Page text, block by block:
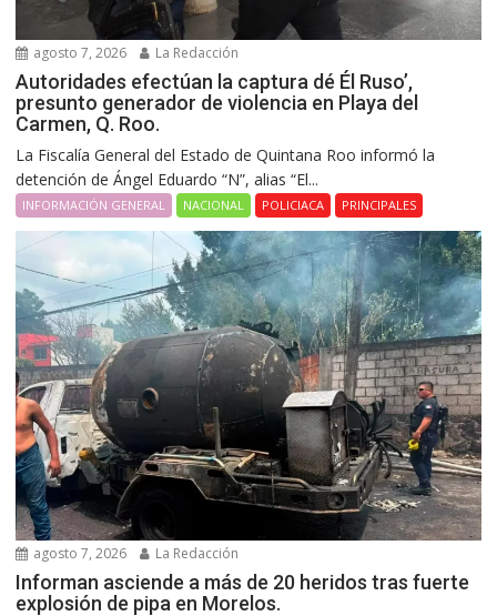
agosto 7, 2026 La Redacción
Autoridades efectúan la captura dé Él Ruso’,
presunto generador de violencia en Playa del
Carmen, Q. Roo.
La Fiscalía General del Estado de Quintana Roo informó la
detención de Ángel Eduardo “N”, alias “El...
INFORMACIÓN GENERAL NACIONAL POLICIACA PRINCIPALES
agosto 7, 2026 La Redacción
Informan asciende a más de 20 heridos tras fuerte
explosión de pipa en Morelos.